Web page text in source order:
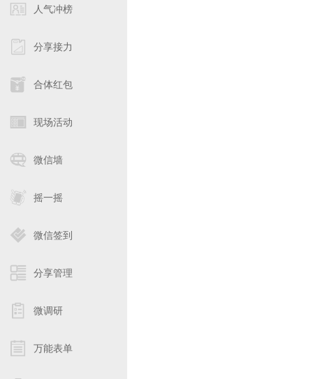
人气冲榜
分享接力
合体红包
现场活动
微信墙
摇一摇
微信签到
分享管理
微调研
万能表单